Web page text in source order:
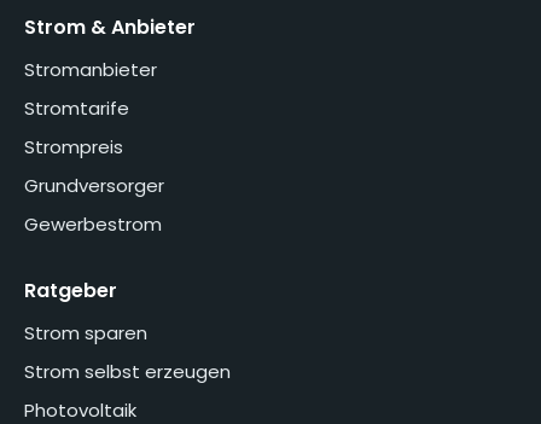
Strom & Anbieter
Stromanbieter
Stromtarife
Strompreis
Grundversorger
Gewerbestrom
Ratgeber
Strom sparen
Strom selbst erzeugen
Photovoltaik